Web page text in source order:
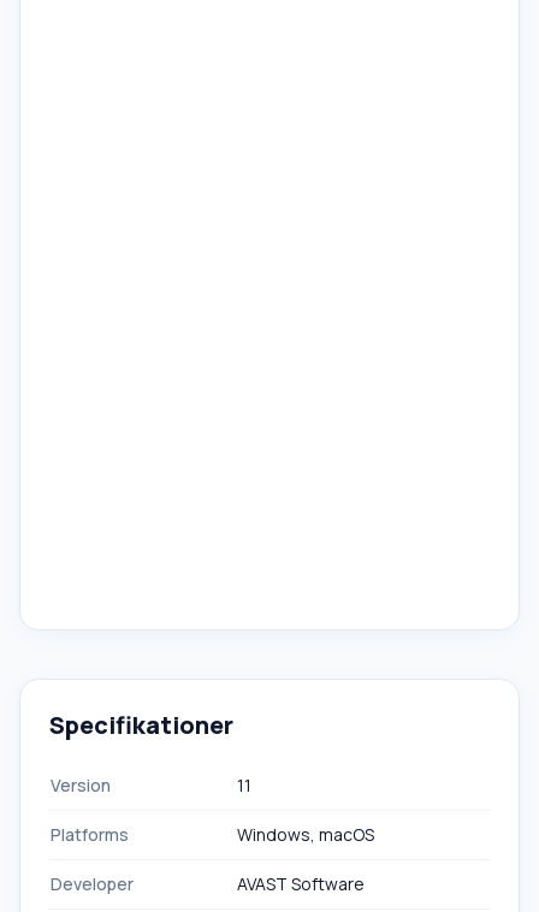
Specifikationer
Version 11
Platforms Windows, macOS
Developer AVAST Software